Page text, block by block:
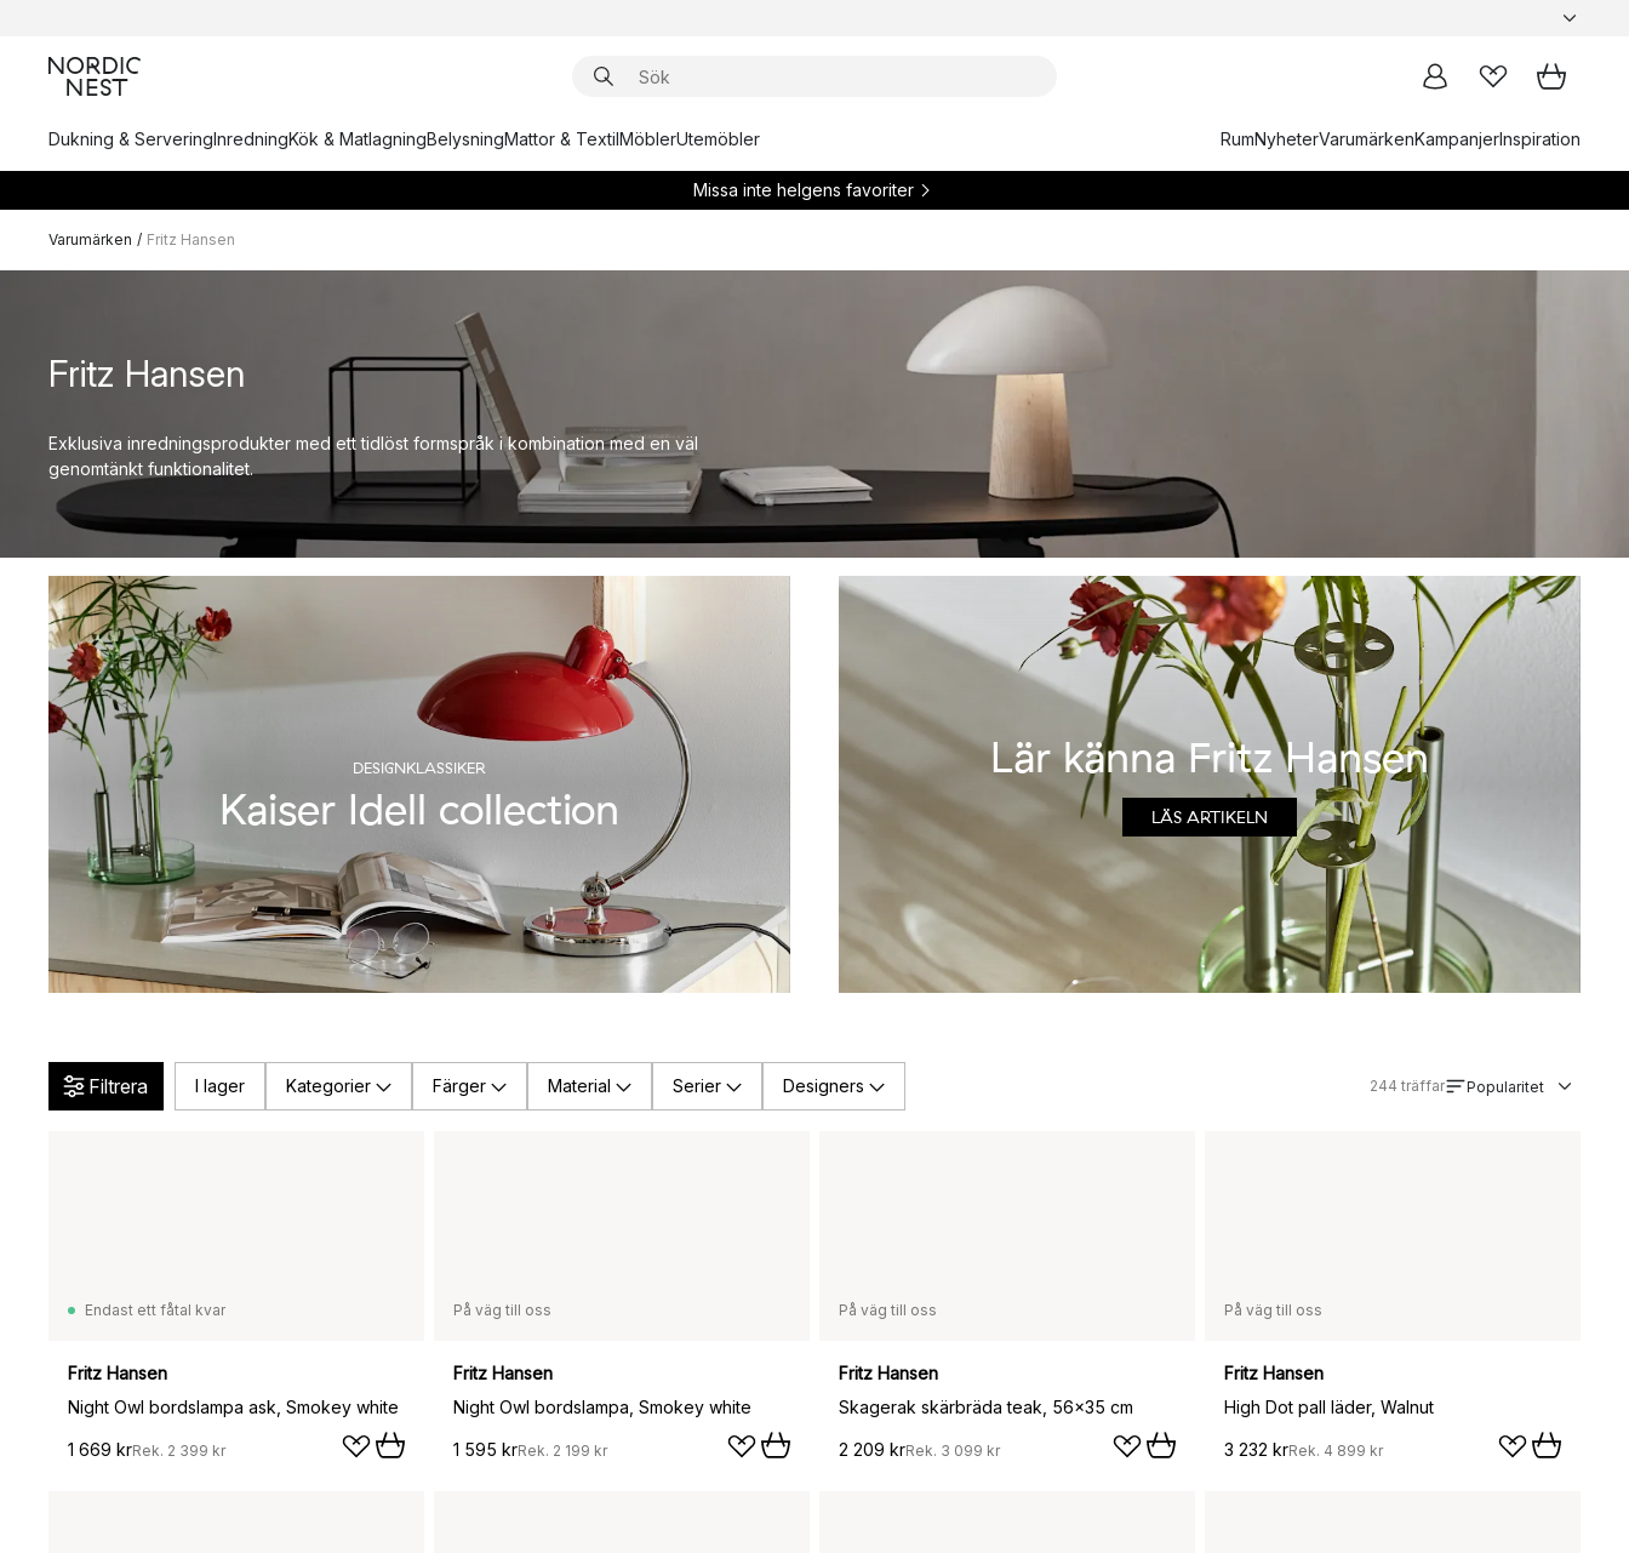
Dukning & ServeringInredningKök & MatlagningBelysningMattor & TextilMöblerUtemöbler RumNyheterVarumärkenKampanjerInspiration
Missa inte helgens favoriter
Varumärken / Fritz Hansen
Fritz Hansen
Exklusiva inredningsprodukter med ett tidlöst formspråk i kombination med en väl
genomtänkt funktionalitet.
DESIGNKLASSIKER
Kaiser Idell collection
Lär känna Fritz Hansen
LÄS ARTIKELN
Filtrera I lager Kategorier Färger Material Serier Designers 244 träffar Popularitet
Endast ett fåtal kvar
Fritz Hansen
Night Owl bordslampa ask, Smokey white
1 669 krRek. 2 399 kr
På väg till oss
Fritz Hansen
Night Owl bordslampa, Smokey white
1 595 krRek. 2 199 kr
På väg till oss
Fritz Hansen
Skagerak skärbräda teak, 56x35 cm
2 209 krRek. 3 099 kr
På väg till oss
Fritz Hansen
High Dot pall läder, Walnut
3 232 krRek. 4 899 kr